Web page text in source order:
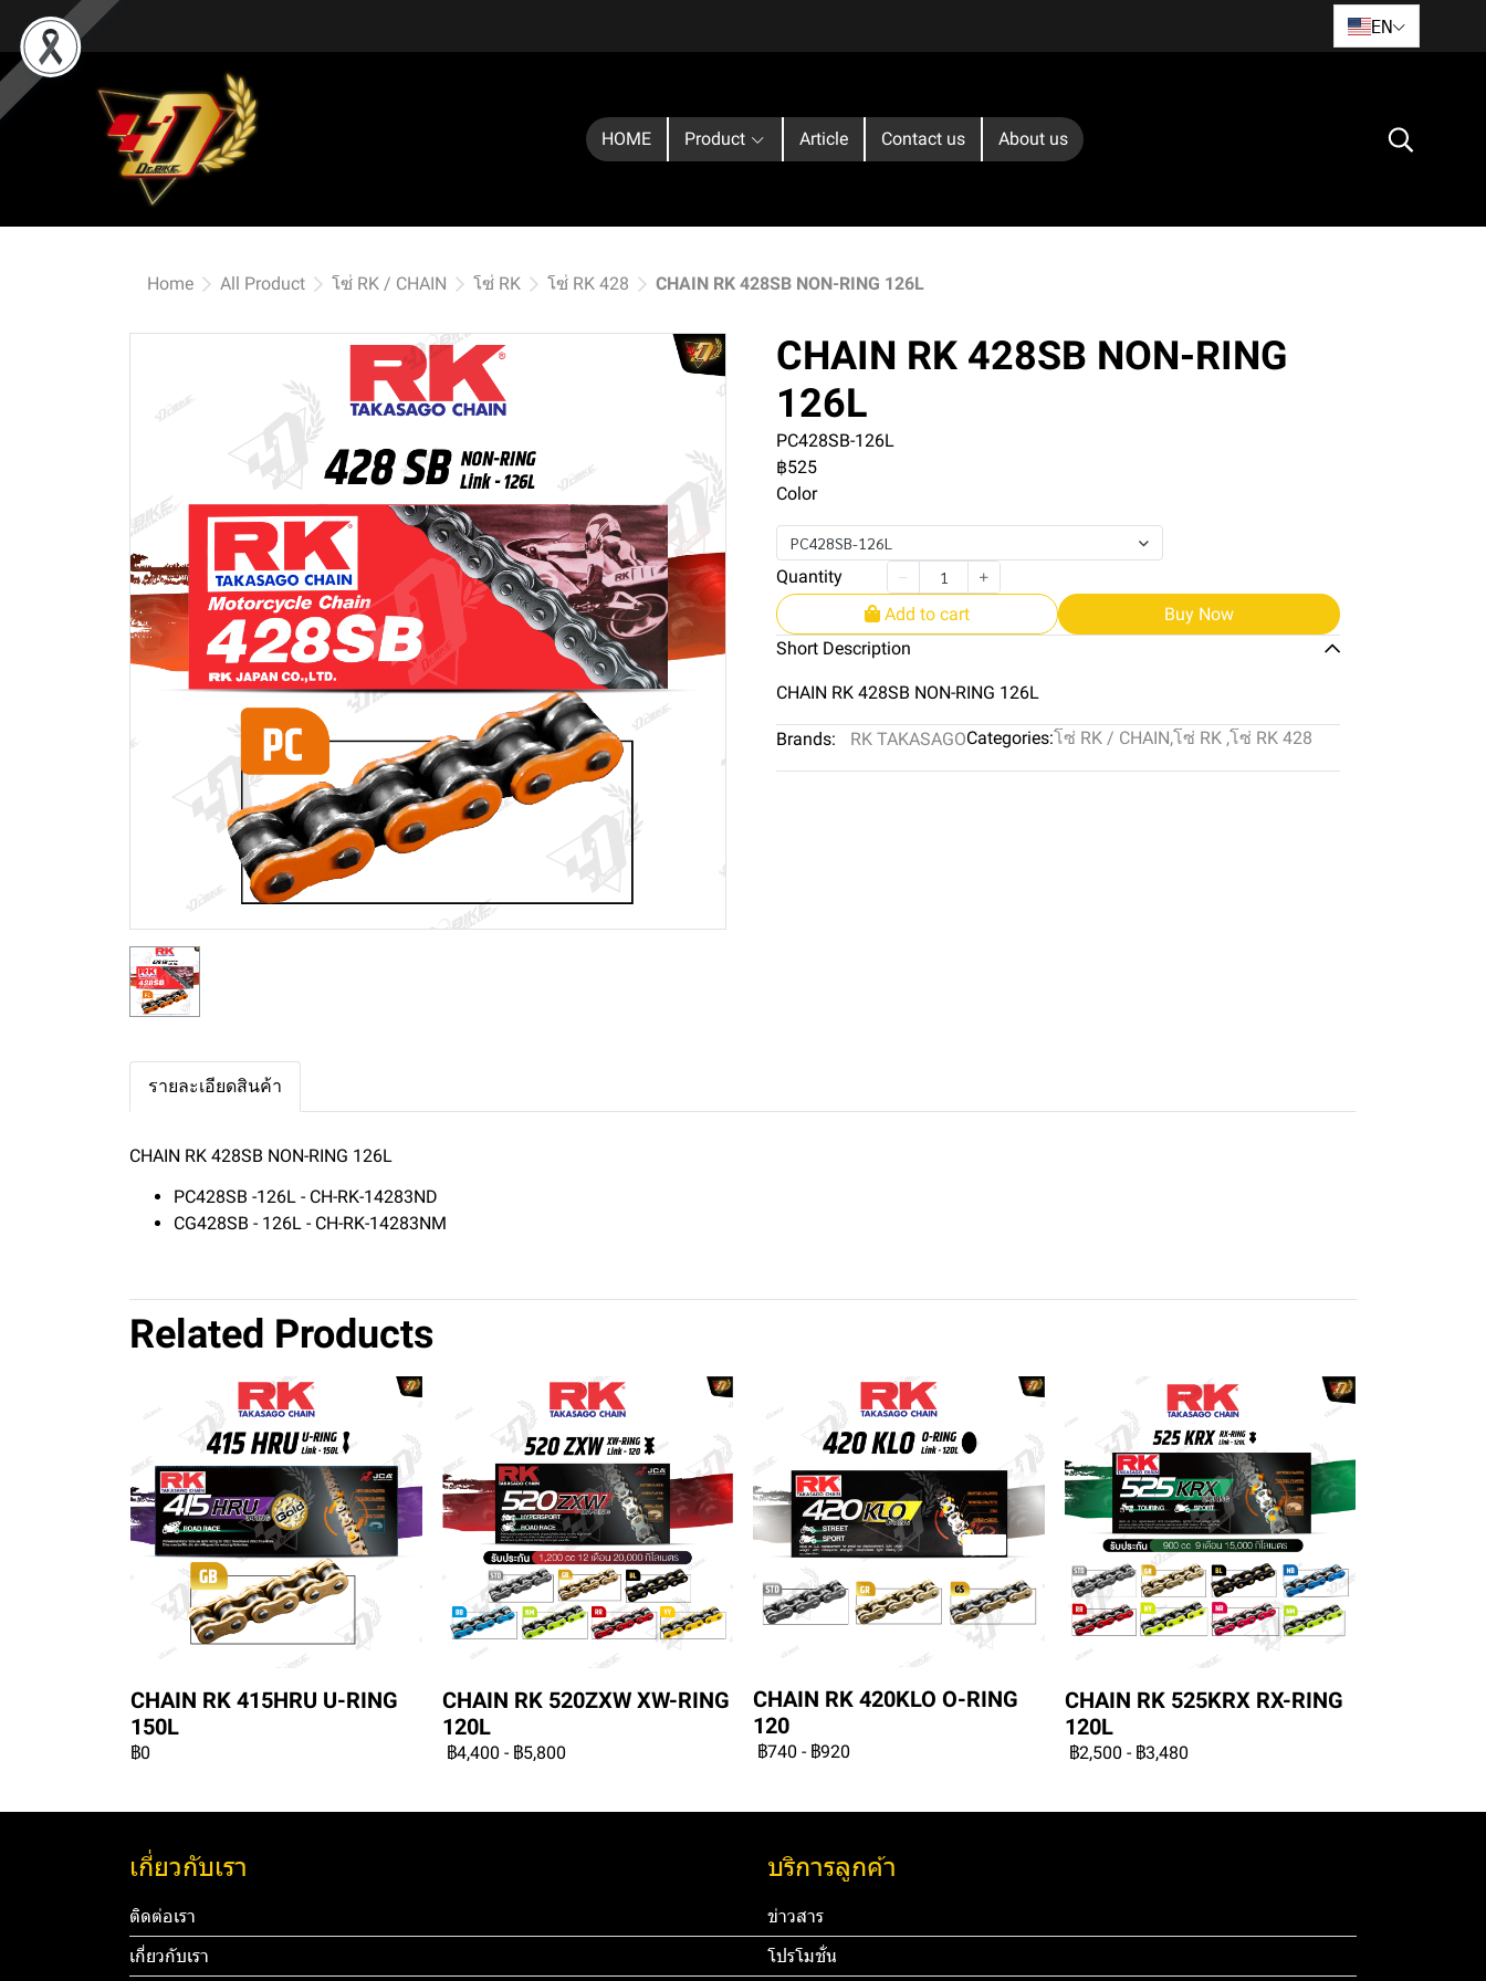
EN
HOME Product Article Contact us About us
Home All Product โซ่ RK / CHAIN โซ่ RK โซ่ RK 428 CHAIN RK 428SB NON-RING 126L
CHAIN RK 428SB NON-RING
126L
PC428SB-126L
฿525
Color
PC428SB-126L
Quantity
Add to cart
Buy Now
Short Description
CHAIN RK 428SB NON-RING 126L
Brands: RK TAKASAGOCategories:โซ่ RK / CHAIN,โซ่ RK ,โซ่ RK 428
รายละเอียดสินค้า
CHAIN RK 428SB NON-RING 126L
PC428SB -126L - CH-RK-14283ND
CG428SB - 126L - CH-RK-14283NM
Related Products
CHAIN RK 415HRU U-RING
150L
฿0
CHAIN RK 520ZXW XW-RING
120L
฿4,400 - ฿5,800
CHAIN RK 420KLO O-RING
120
฿740 - ฿920
CHAIN RK 525KRX RX-RING
120L
฿2,500 - ฿3,480
เกี่ยวกับเรา
ติดต่อเรา
เกี่ยวกับเรา
บริการลูกค้า
ข่าวสาร
โปรโมชั่น